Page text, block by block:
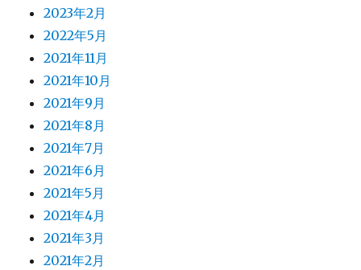
2023年2月
2022年5月
2021年11月
2021年10月
2021年9月
2021年8月
2021年7月
2021年6月
2021年5月
2021年4月
2021年3月
2021年2月